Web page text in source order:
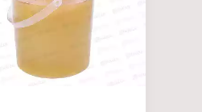
Neoterica
Rolf Club Keratin+
complex Shiny
для короткошерстных
Питательный